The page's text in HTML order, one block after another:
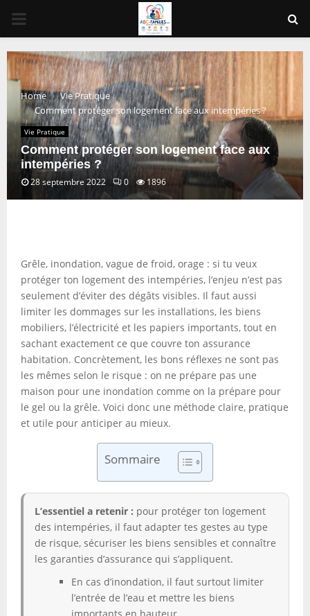
PRIMARY
MENU
Home
Vie Pratique
Comment protéger son logement face aux intempéries ?
Vie Pratique
Comment protéger son logement face aux
intempéries ?
28 septembre 2022 0 1896
Grêle, inondation, vague de froid, orage : si tu veux
protéger ton logement des intempéries, l’enjeu n’est pas
seulement d’éviter des dégâts visibles. Il faut aussi
limiter les dommages sur les installations, les biens
mobiliers, l’électricité et les papiers importants, tout en
sachant exactement ce que couvre ton assurance
habitation. Concrètement, les bons réflexes ne sont pas
les mêmes selon le risque : on ne prépare pas une
maison pour une inondation comme on la prépare pour
le gel ou la grêle. Voici donc une méthode claire, pratique
et utile pour anticiper au mieux.
Sommaire
L’essentiel a retenir : pour protéger ton logement
des intempéries, il faut adapter tes gestes au type
de risque, sécuriser les biens sensibles et connaître
les garanties d’assurance qui s’appliquent.
En cas d’inondation, il faut surtout limiter
l’entrée de l’eau et mettre les biens